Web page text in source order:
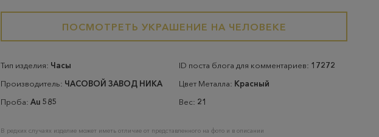
ПОСМОТРЕТЬ УКРАШЕНИЕ НА ЧЕЛОВЕКЕ
Тип изделия: Часы
Производитель: ЧАСОВОЙ ЗАВОД НИКА
Проба: Au 585
ID поста блога для комментариев: 17272
Цвет Металла: Красный
Вес: 21
В редких случаях изделие может иметь отличие от представленного на фото и в описании